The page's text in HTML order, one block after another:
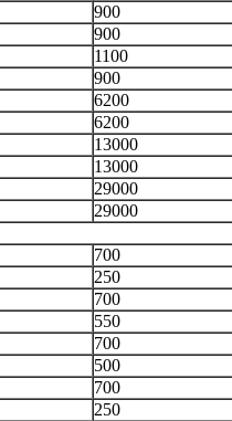
900
900
1100
900
6200
6200
13000
13000
29000
29000
700
250
700
550
700
500
700
250